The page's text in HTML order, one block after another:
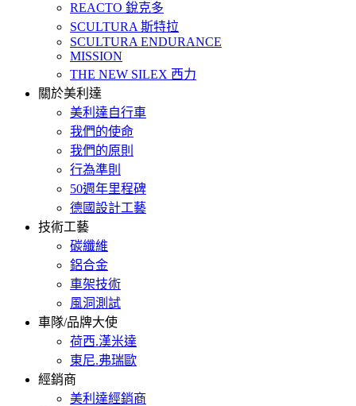
REACTO 銳克多
SCULTURA 斯特拉
SCULTURA ENDURANCE
MISSION
THE NEW SILEX 西力
關於美利達
美利達自行車
我們的使命
我們的原則
行為準則
50週年里程碑
德國設計工藝
技術工藝
碳纖維
鋁合金
車架技術
風洞測試
車隊/品牌大使
荷西.漢米達
東尼.弗瑞歐
經銷商
美利達經銷商